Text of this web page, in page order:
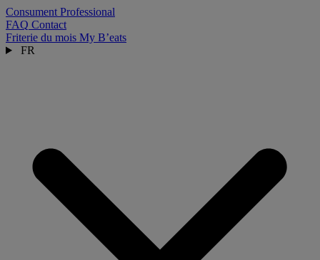
Consument Professional
FAQ Contact
Friterie du mois My B’eats
FR